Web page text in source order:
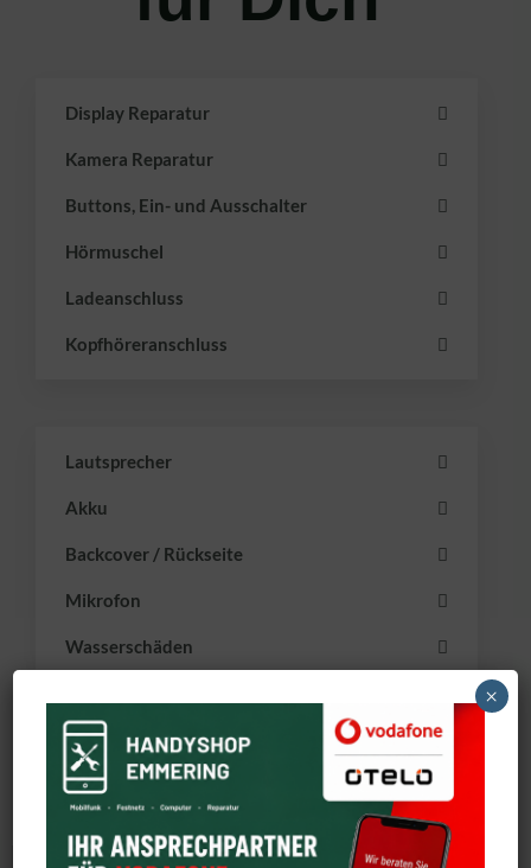
Display Reparatur
Kamera Reparatur
Buttons, Ein- und Ausschalter
Hörmuschel
Ladeanschluss
Kopfhöreranschluss
Lautsprecher
Akku
Backcover / Rückseite
Mikrofon
Wasserschäden
Wo sind wir zu finden?
×